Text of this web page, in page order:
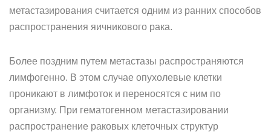
метастазирования считается одним из ранних способов
распространения яичникового рака.
Более поздним путем метастазы распространяются
лимфогенно. В этом случае опухолевые клетки
проникают в лимфоток и переносятся с ним по
организму. При гематогенном метастазировании
распространение раковых клеточных структур